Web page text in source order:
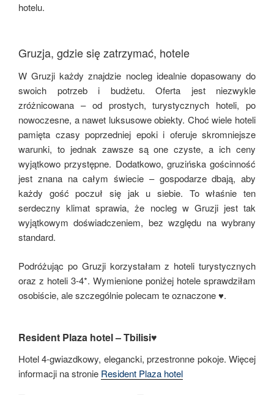
hotelu.
Gruzja, gdzie się zatrzymać, hotele
W Gruzji każdy znajdzie nocleg idealnie dopasowany do
swoich potrzeb i budżetu. Oferta jest niezwykle
zróżnicowana – od prostych, turystycznych hoteli, po
nowoczesne, a nawet luksusowe obiekty. Choć wiele hoteli
pamięta czasy poprzedniej epoki i oferuje skromniejsze
warunki, to jednak zawsze są one czyste, a ich ceny
wyjątkowo przystępne. Dodatkowo, gruzińska gościnność
jest znana na całym świecie – gospodarze dbają, aby
każdy gość poczuł się jak u siebie. To właśnie ten
serdeczny klimat sprawia, że nocleg w Gruzji jest tak
wyjątkowym doświadczeniem, bez względu na wybrany
standard.
Podróżując po Gruzji korzystałam z hoteli turystycznych
oraz z hoteli 3-4*. Wymienione poniżej hotele sprawdziłam
osobiście, ale szczególnie polecam te oznaczone ♥.
Resident Plaza hotel – Tbilisi♥
Hotel 4-gwiazdkowy, elegancki, przestronne pokoje. Więcej
informacji na stronie Resident Plaza hotel